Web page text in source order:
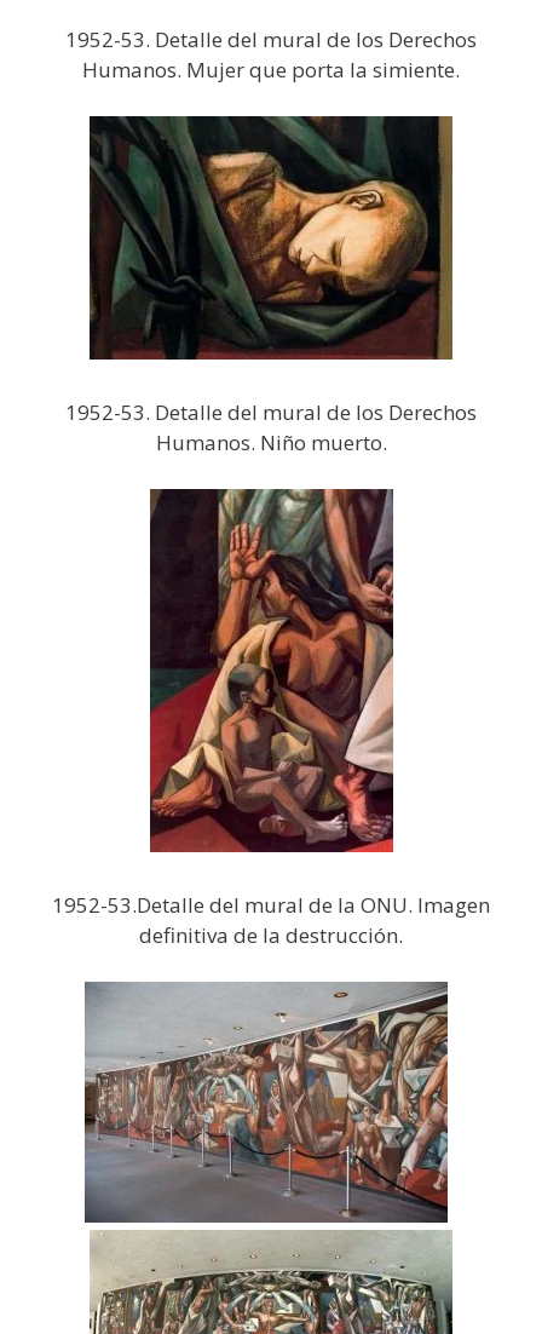
1952-53. Detalle del mural de los Derechos
Humanos. Mujer que porta la simiente.
1952-53. Detalle del mural de los Derechos
Humanos. Niño muerto.
1952-53.Detalle del mural de la ONU. Imagen
definitiva de la destrucción.